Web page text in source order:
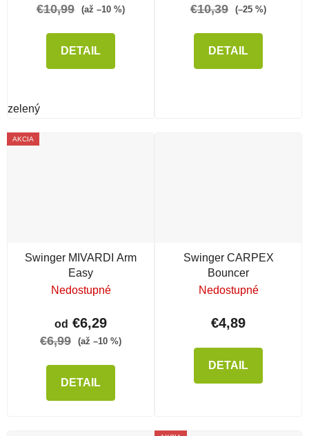
€10,99 (až –10 %)
DETAIL
zelený
€10,39 (–25 %)
DETAIL
AKCIA
Swinger MIVARDI Arm
Easy
Nedostupné
od €6,29
€6,99 (až –10 %)
DETAIL
Swinger CARPEX
Bouncer
Nedostupné
€4,89
DETAIL